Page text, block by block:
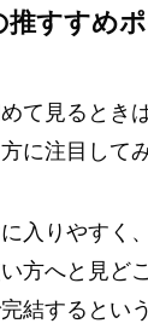
すすめ
て見るとき
に注目して
入りやすく
方へと見ど
結するとい